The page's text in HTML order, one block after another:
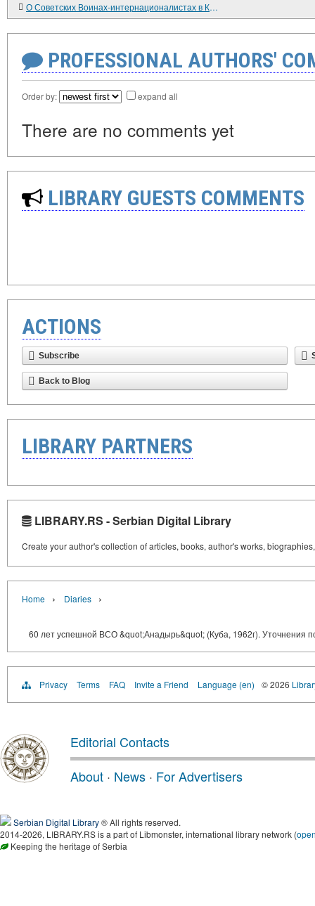
О Советских Воинах-интернационалистах в Кубе, Чехословакии, Никарагуа. Платошкин Н.Н., лидер движения «За новый социализм», политик, дипломат, историк
PROFESSIONAL AUTHORS'
Order by: expand all
There are no comments yet
LIBRARY GUESTS COMMENTS
ACTIONS
Subscribe
Back to Blog
LIBRARY PARTNERS
LIBRARY.RS - Serbian Digital Library
Create your author's collection of articles, books, author's works,
Home › Diaries ›
60 лет успешной ВСО &quot;Анадырь&quot; (Куба, 1962г). Уточнения
Privacy Terms FAQ Invite a Friend Language (en) © 2026
Editorial Contacts
About · News · For Advertisers
Serbian Digital Library® All rights reserved.
2014-2026, LIBRARY.RS is a part of Libmonster, international library network (
Keeping the heritage of Serbia